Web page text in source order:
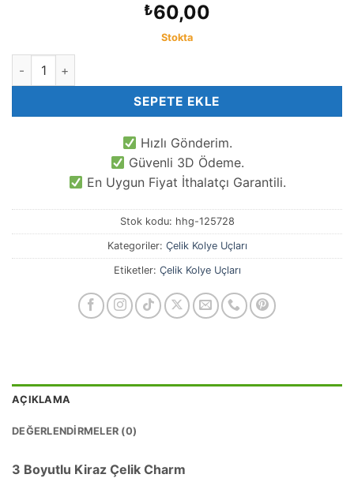
₺60,00
Stokta
3 Boyutlu Kiraz Çelik Charm adet
SEPETE EKLE
Hızlı Gönderim.
Güvenli 3D Ödeme.
En Uygun Fiyat İthalatçı Garantili.
Stok kodu: hhg-125728
Kategoriler: Çelik Kolye Uçları
Etiketler: Çelik Kolye Uçları
AÇIKLAMA
DEĞERLENDIRMELER (0)
3 Boyutlu Kiraz Çelik Charm